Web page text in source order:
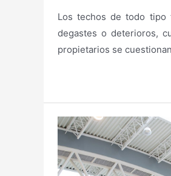
Los techos de todo tipo
degastes o deterioros,
propietarios se